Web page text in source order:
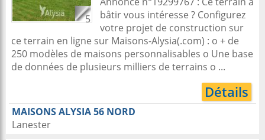
5
bâtir vous intéresse ? Configurez
votre projet de construction sur
ce terrain en ligne sur Maisons-Alysia(.com) : o + de
250 modèles de maisons personnalisables o Une base
de données de plusieurs milliers de terrains o ...
Détails
MAISONS ALYSIA 56 NORD
Lanester